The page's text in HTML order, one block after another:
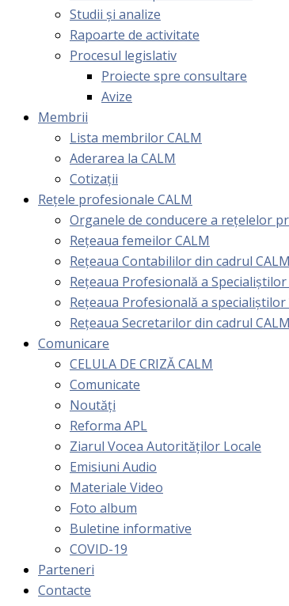
Studii și analize
Rapoarte de activitate
Procesul legislativ
Proiecte spre consultare
Avize
Membrii
Lista membrilor CALM
Aderarea la CALM
Cotizaţii
Rețele profesionale CALM
Organele de conducere a rețelelor
Rețeaua femeilor CALM
Rețeaua Contabililor din cadrul CALM
Rețeaua Profesională a
Reţeaua Profesională a
Rețeaua Secretarilor din cadrul CALM
Comunicare
CELULA DE CRIZĂ CALM
Comunicate
Noutăți
Reforma APL
Ziarul Vocea Autorităților Locale
Emisiuni Audio
Materiale Video
Foto album
Buletine informative
COVID-19
Parteneri
Contacte